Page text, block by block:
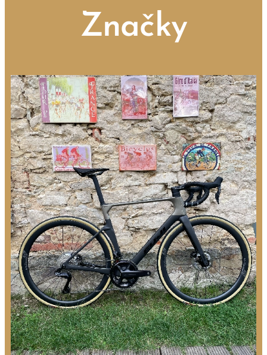
Značky